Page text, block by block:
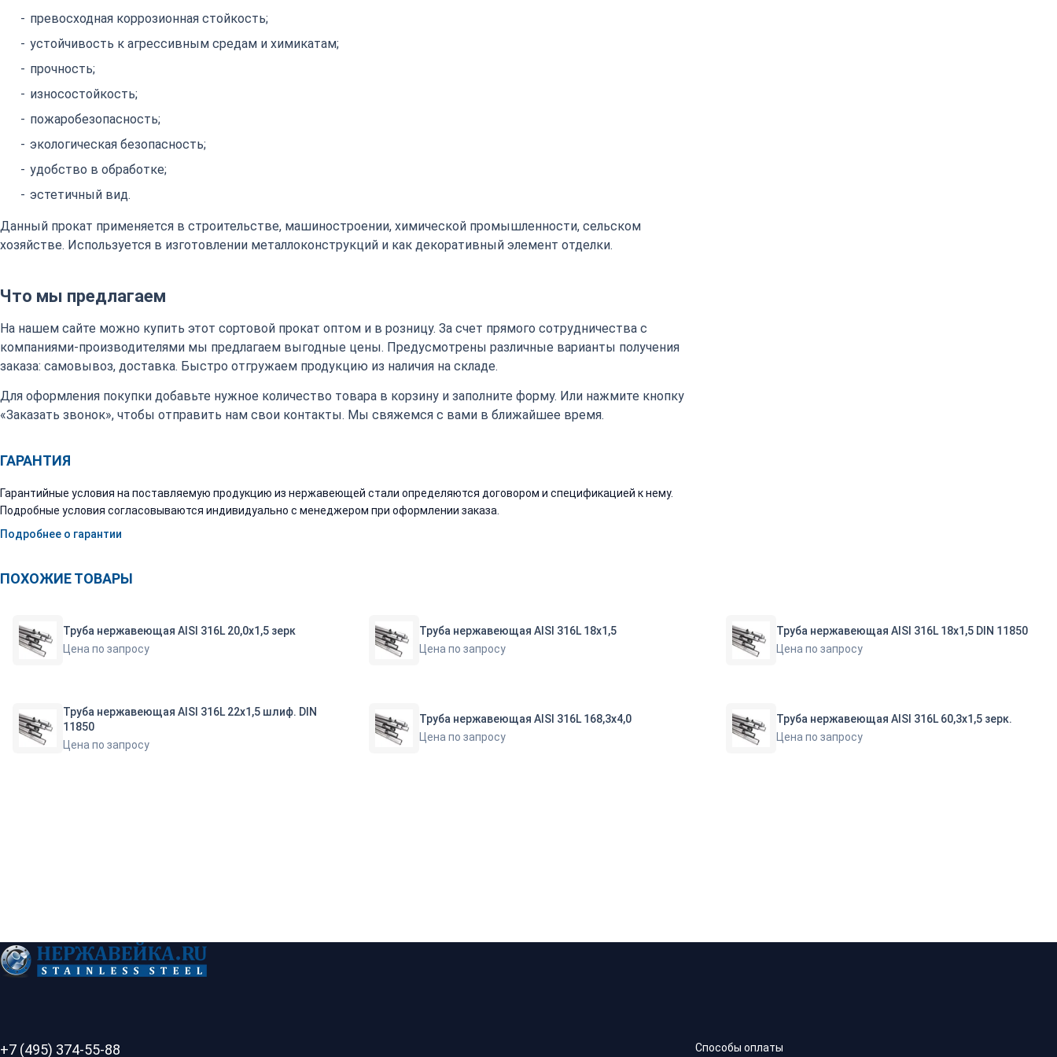
превосходная коррозионная стойкость;
устойчивость к агрессивным средам и химикатам;
прочность;
износостойкость;
пожаробезопасность;
экологическая безопасность;
удобство в обработке;
эстетичный вид.
Данный прокат применяется в строительстве, машиностроении, химической промышленности, сельском
хозяйстве. Используется в изготовлении металлоконструкций и как декоративный элемент отделки.
Что мы предлагаем
На нашем сайте можно купить этот сортовой прокат оптом и в розницу. За счет прямого сотрудничества с
компаниями-производителями мы предлагаем выгодные цены. Предусмотрены различные варианты получения
заказа: самовывоз, доставка. Быстро отгружаем продукцию из наличия на складе.
Для оформления покупки добавьте нужное количество товара в корзину и заполните форму. Или нажмите кнопку
«Заказать звонок», чтобы отправить нам свои контакты. Мы свяжемся с вами в ближайшее время.
ГАРАНТИЯ
Гарантийные условия на поставляемую продукцию из нержавеющей стали определяются договором и спецификацией к нему.
Подробные условия согласовываются индивидуально с менеджером при оформлении заказа.
Подробнее о гарантии
ПОХОЖИЕ ТОВАРЫ
Труба нержавеющая AISI 316L 20,0х1,5 зерк
Цена по запросу
Труба нержавеющая AISI 316L 18х1,5
Цена по запросу
Труба нержавеющая AISI 316L 18х1,5 DIN 11850
Цена по запросу
Труба нержавеющая AISI 316L 22х1,5 шлиф. DIN
11850
Цена по запросу
Труба нержавеющая AISI 316L 168,3х4,0
Цена по запросу
Труба нержавеющая AISI 316L 60,3х1,5 зерк.
Цена по запросу
+7 (495) 374-55-88 Способы оплаты